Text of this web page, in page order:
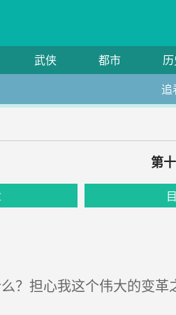
武侠 都市
追
第
？担心我这个伟大的变革